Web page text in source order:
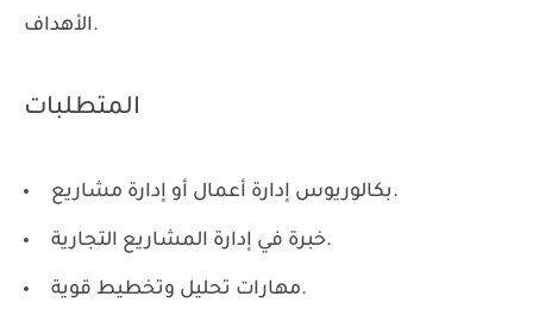
الأهداف.
المتطلبات
بكالوريوس إدارة أعمال أو إدارة مشاريع.
خبرة في إدارة المشاريع التجارية.
مهارات تحليل وتخطيط قوية.